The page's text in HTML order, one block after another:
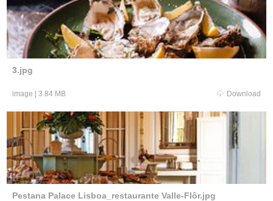
3.jpg
image 3.84 MB Download
Pestana Palace Lisboa_restaurante Valle-Flôr.jpg